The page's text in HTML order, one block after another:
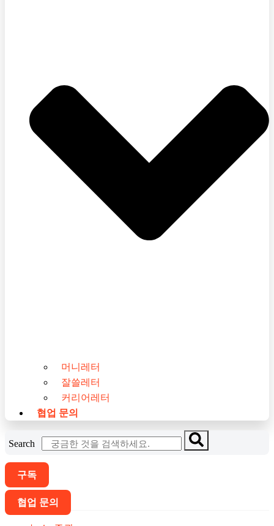
머니레터
잘쓸레터
커리어레터
협업 문의
Search
구독
협업 문의